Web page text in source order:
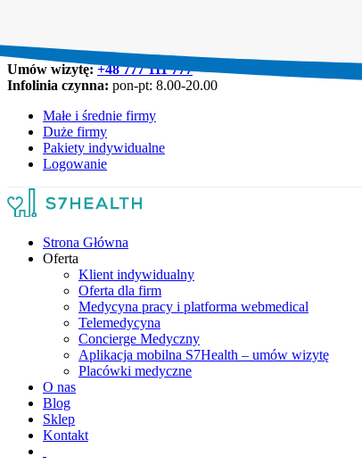
Umów wizytę:+48 777 111 777
Infolinia czynna: pon-pt: 8.00-20.00
Małe i średnie firmy
Duże firmy
Pakiety indywidualne
Logowanie
Strona Główna
Oferta
Klient indywidualny
Oferta dla firm
Medycyna pracy i platforma webmedical
Telemedycyna
Concierge Medyczny
Aplikacja mobilna S7Health – umów wizytę
Placówki medyczne
O nas
Blog
Sklep
Kontakt